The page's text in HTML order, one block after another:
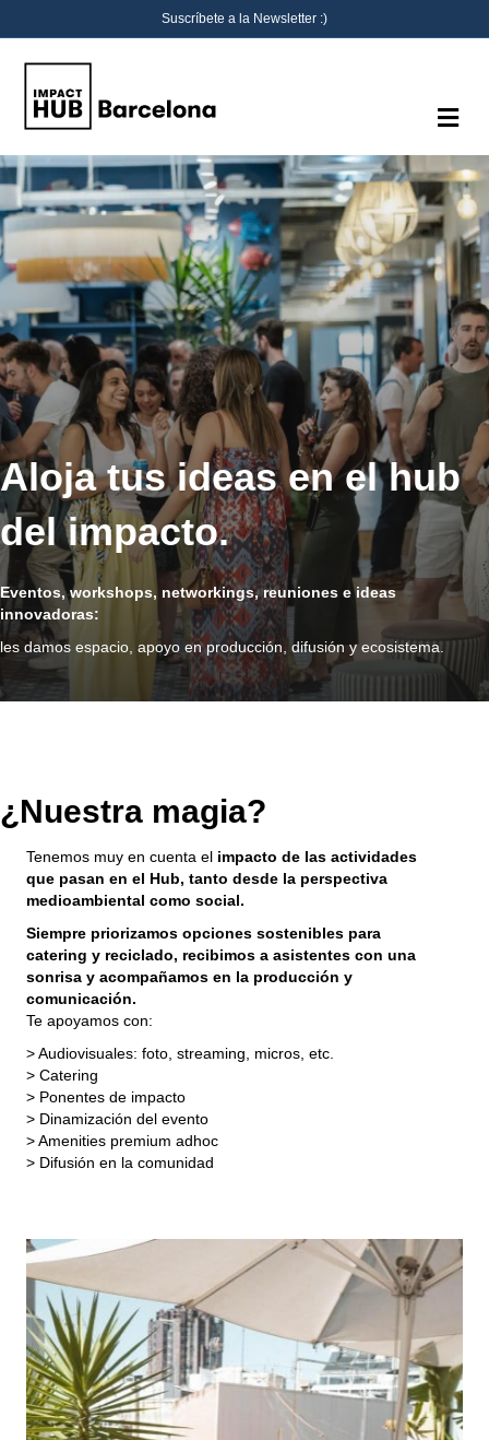
Suscríbete a la Newsletter :)
Aloja tus ideas en el hub
del impacto.
Eventos, workshops, networkings, reuniones e ideas
innovadoras:
les damos espacio, apoyo en producción, difusión y ecosistema.
¿Nuestra magia?
Tenemos muy en cuenta el impacto de las actividades
que pasan en el Hub, tanto desde la perspectiva
medioambiental como social.
Siempre priorizamos opciones sostenibles para
catering y reciclado, recibimos a asistentes con una
sonrisa y acompañamos en la producción y
comunicación.
Te apoyamos con:
> Audiovisuales: foto, streaming, micros, etc.
> Catering
> Ponentes de impacto
> Dinamización del evento
> Amenities premium adhoc
> Difusión en la comunidad